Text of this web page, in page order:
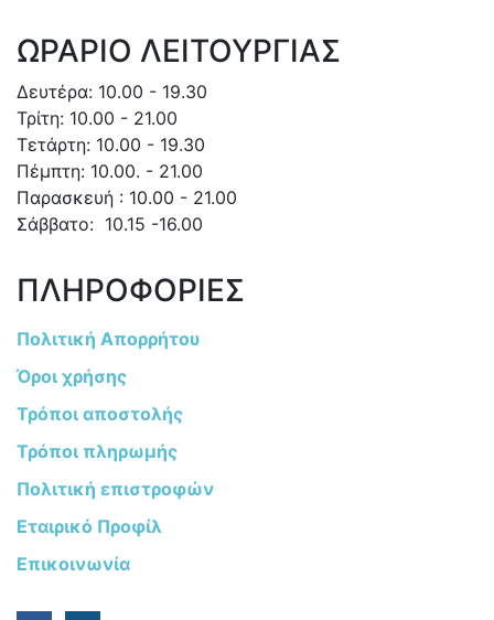
ΩΡΑΡΙΟ ΛΕΙΤΟΥΡΓΙΑΣ
Δευτέρα: 10.00 - 19.30
Τρίτη: 10.00 - 21.00
Τετάρτη: 10.00 - 19.30
Πέμπτη: 10.00. - 21.00
Παρασκευή : 10.00 - 21.00
Σάββατο: 10.15 -16.00
ΠΛΗΡΟΦΟΡΙΕΣ
Πολιτική Απορρήτου
Όροι χρήσης
Τρόποι αποστολής
Τρόποι πληρωμής
Πολιτική επιστροφών
Εταιρικό Προφίλ
Επικοινωνία